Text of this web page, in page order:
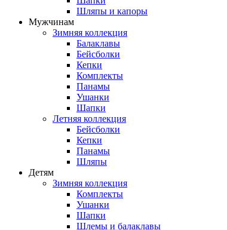
Шляпы и капоры
Мужчинам
Зимняя коллекция
Балаклавы
Бейсболки
Кепки
Комплекты
Панамы
Ушанки
Шапки
Летняя коллекция
Бейсболки
Кепки
Панамы
Шляпы
Детям
Зимняя коллекция
Комплекты
Ушанки
Шапки
Шлемы и балаклавы